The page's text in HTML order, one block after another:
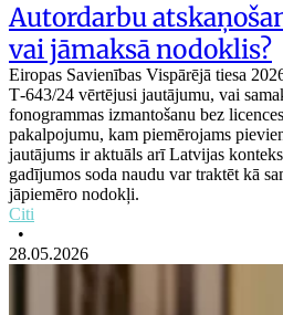
Autordarbu
vai jāmaksā nodoklis?
Eiropas Savienības Vispārējā tiesa
T‑643/24 vērtējusi jautājumu, vai
fonogrammas izmantošanu bez
pakalpojumu, kam piemērojams
jautājums ir aktuāls arī Latvijas
gadījumos soda naudu var traktēt kā
jāpiemēro nodokļi.
Citi
•
28.05.2026